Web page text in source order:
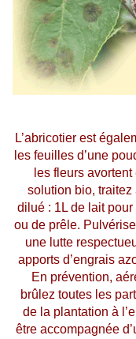
L’abricotier est
les feuilles d’une
les fleurs
solution bio,
dilué : 1L de lait pour
ou de prêle.
une lutte
apports d’engrais
En prévention,
brûlez toutes les
de la plantation à
être accompagnée